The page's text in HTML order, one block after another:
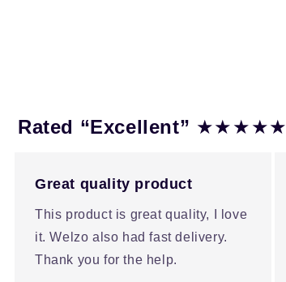
Rated “Excellent” ★★★★★
Great quality product
This product is great quality, I love
it. Welzo also had fast delivery.
Thank you for the help.